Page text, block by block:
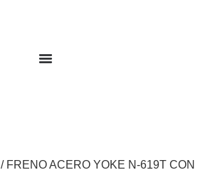
/ FRENO ACERO YOKE N-619T CON